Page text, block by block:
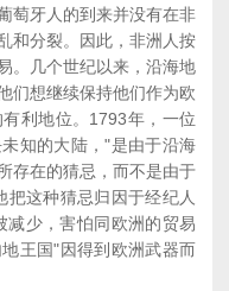
牙人的到来并没有在非
和分裂。因此，非洲人按
。几个世纪以来，沿海地
们想继续保持他们作为欧
利地位。1793年，一位
知的大陆，"是由于沿海
存在的猜忌，而不是由于
这种猜忌归因于经纪人
少，害怕同欧洲的贸易
王国"因得到欧洲武器而